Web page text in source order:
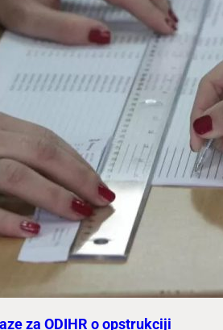
za ODIHR o opstrukciji